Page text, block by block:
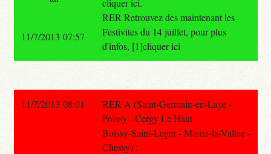
cliquer ici.
RER Retrouvez des maintenant les
Festivites du 14 juillet, pour plus
d'infos, [1]cliquer ici
11/7/2013 07:57
11/7/2013 08:01
RER A (Saint-Germain-en-Laye -
Poissy - Cergy Le Haut-
Boissy-Saint-Leger - Marne-la-Vallee -
Chessy) :